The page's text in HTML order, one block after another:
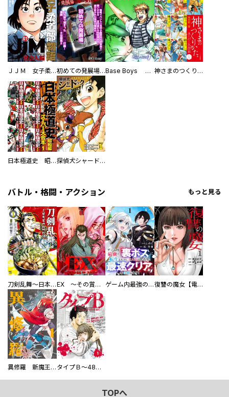
ＪＪＭ 女子柔道部物語 社会人編 初めての発展場 【白抜き修正版】 Base Boys 新装版 神さまのつくりかた。スーパー大合本
日本極道史 昭和編 スーパー大合本 探偵犬シャードック（新装版）
バトル・格闘・アクション もっと見る
刀剣乱舞～日本号つれづれ酒～ EX ～その賞金稼ぎは、世界の出口を探す～【単行本版】 ゲーム内最強の『裏ボス』に転生したので、主人公の代わりに最速クリアを目指します！【電子単行本版】 復讐の魔女【電子単行本版】
異修羅 新魔王戦争 タイプＢ～48時間後、致死率100％～【単話】
TOPへ